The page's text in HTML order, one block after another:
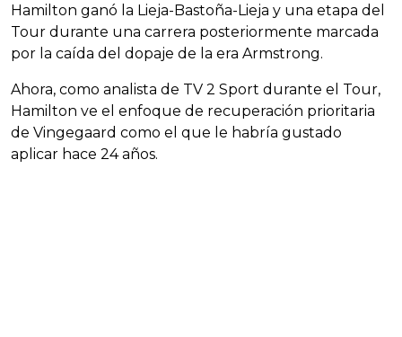
Hamilton ganó la Lieja-Bastoña-Lieja y una etapa del
Tour durante una carrera posteriormente marcada
por la caída del dopaje de la era Armstrong.
Ahora, como analista de TV 2 Sport durante el Tour,
Hamilton ve el enfoque de recuperación prioritaria
de Vingegaard como el que le habría gustado
aplicar hace 24 años.